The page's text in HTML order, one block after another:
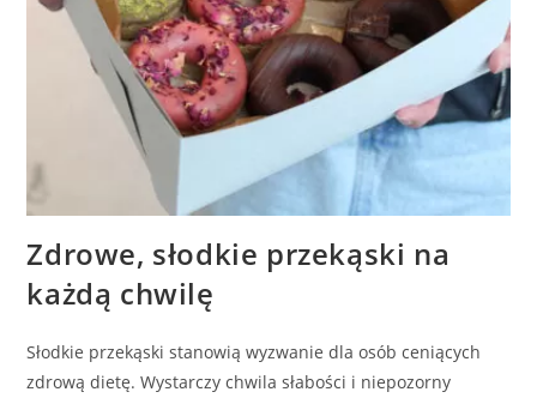
Zdrowe, słodkie przekąski na
każdą chwilę
Słodkie przekąski stanowią wyzwanie dla osób ceniących
zdrową dietę. Wystarczy chwila słabości i niepozorny